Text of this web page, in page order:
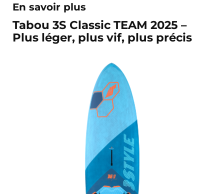
En savoir plus
Tabou 3S Classic TEAM 2025 –
Plus léger, plus vif, plus précis
il y a 3 semaines